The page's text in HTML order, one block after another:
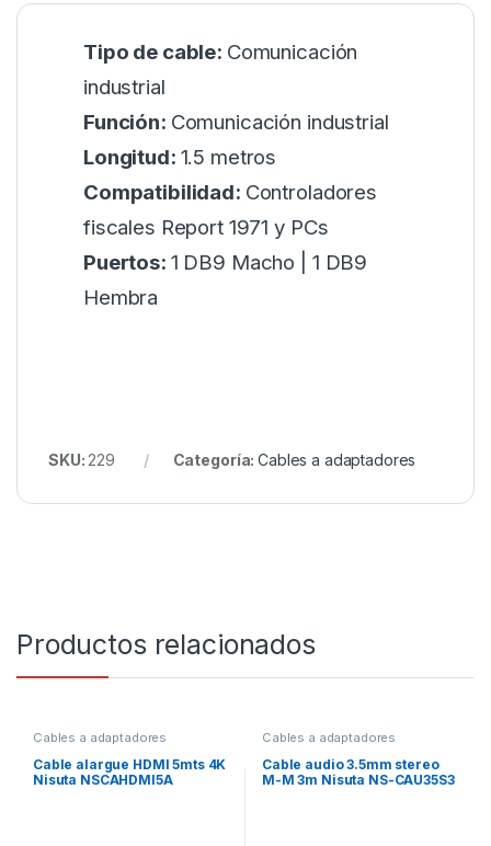
Tipo de cable: Comunicación
industrial
Función: Comunicación industrial
Longitud: 1.5 metros
Compatibilidad: Controladores
fiscales Report 1971 y PCs
Puertos: 1 DB9 Macho | 1 DB9
Hembra
SKU: 229 Categoría:Cables a adaptadores
Productos relacionados
Cables a adaptadores
Cable alargue HDMI 5mts 4K
Nisuta NSCAHDMI5A
Cables a adaptadores
Cable audio 3.5mm stereo
M-M 3m Nisuta NS-CAU35S3